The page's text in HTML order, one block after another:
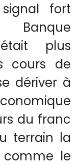
fort
plus
cours de
dériver à
du franc
terrain la
comme le